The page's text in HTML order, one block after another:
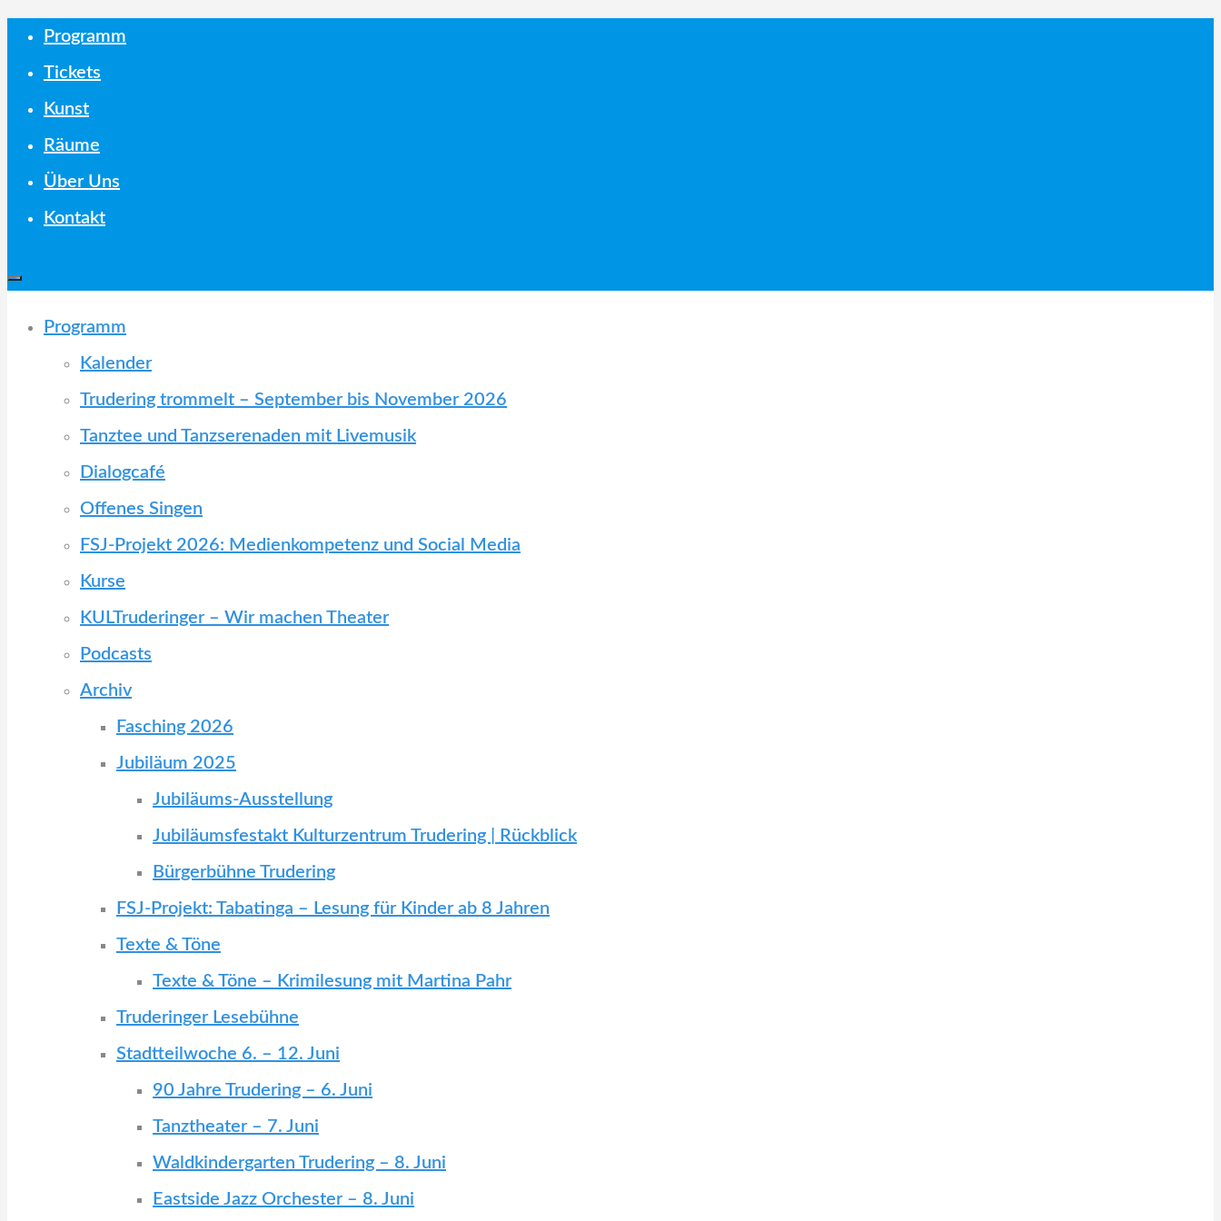
Skip
content
Programm
Tickets
Kunst
Räume
Über Uns
Kontakt
Programm
Kalender
Trudering trommelt – September bis November 2026
Tanztee und Tanzserenaden mit Livemusik
Dialogcafé
Offenes Singen
FSJ-Projekt 2026: Medienkompetenz und Social Media
Kurse
KULTruderinger – Wir machen Theater
Podcasts
Archiv
Fasching 2026
Jubiläum 2025
Jubiläums-Ausstellung
Jubiläumsfestakt Kulturzentrum Trudering | Rückblick
Bürgerbühne Trudering
FSJ-Projekt: Tabatinga – Lesung für Kinder ab 8 Jahren
Texte & Töne
Texte & Töne – Krimilesung mit Martina Pahr
Truderinger Lesebühne
Stadtteilwoche 6. – 12. Juni
90 Jahre Trudering – 6. Juni
Tanztheater – 7. Juni
Waldkindergarten Trudering – 8. Juni
Eastside Jazz Orchester – 8. Juni